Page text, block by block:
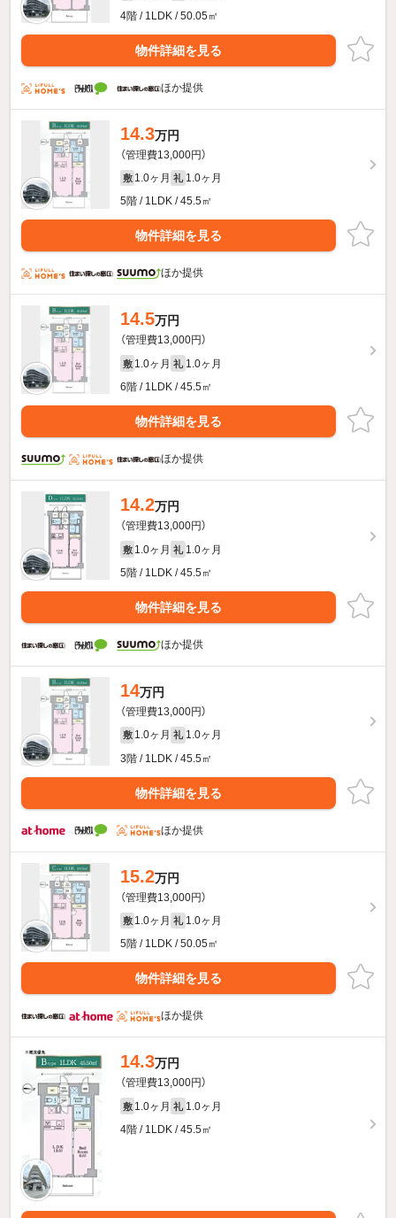
4階 / 1LDK / 50.05㎡
物件詳細を見る
ほか提供
14.3万円
（管理費13,000円）
敷 1.0ヶ月 礼 1.0ヶ月
5階 / 1LDK / 45.5㎡
物件詳細を見る
ほか提供
14.5万円
（管理費13,000円）
敷 1.0ヶ月 礼 1.0ヶ月
6階 / 1LDK / 45.5㎡
物件詳細を見る
ほか提供
14.2万円
（管理費13,000円）
敷 1.0ヶ月 礼 1.0ヶ月
5階 / 1LDK / 45.5㎡
物件詳細を見る
ほか提供
14万円
（管理費13,000円）
敷 1.0ヶ月 礼 1.0ヶ月
3階 / 1LDK / 45.5㎡
物件詳細を見る
ほか提供
15.2万円
（管理費13,000円）
敷 1.0ヶ月 礼 1.0ヶ月
5階 / 1LDK / 50.05㎡
物件詳細を見る
ほか提供
14.3万円
（管理費13,000円）
敷 1.0ヶ月 礼 1.0ヶ月
4階 / 1LDK / 45.5㎡